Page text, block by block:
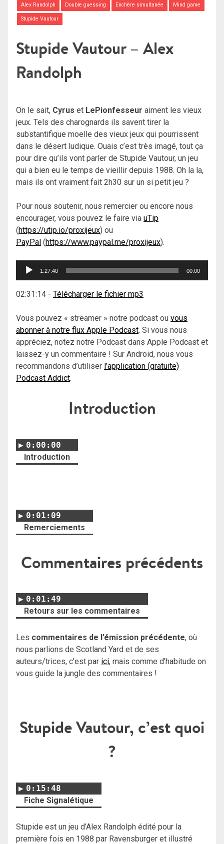
Alex Randolph Double guessing Enchère simultanée Mind game
Stupide Vautour
Stupide Vautour – Alex
Randolph
On le sait, Cyrus et LePionfesseur aiment les vieux
jeux. Tels des charognards ils savent tirer la
substantifique moelle des vieux jeux qui pourrissent
dans le désert ludique. Ouais c’est très imagé, tout ça
pour dire qu’ils vont parler de Stupide Vautour, un jeu
qui a bien eu le temps de vieillir depuis 1988. Oh la la,
mais ils ont vraiment fait 2h30 sur un si petit jeu ?
Pour nous soutenir, nous remercier ou encore nous
encourager, vous pouvez le faire via uTip
(https://utip.io/proxijeux) ou
PayPal (https://www.paypal.me/proxijeux).
Lecteur
1:27:40 00:00
02:31:14 - Télécharger le fichier mp3
Vous pouvez « streamer » notre podcast ou vous
abonner à notre flux Apple Podcast. Si vous nous
appréciez, notez notre Podcast dans Apple Podcast et
laissez-y un commentaire ! Sur Android, nous vous
recommandons d’utiliser l’application (gratuite)
Podcast Addict.
Introduction
0:00:00
Introduction
0:01:09
Remerciements
Commentaires précédents
0:01:49
Retours sur les commentaires
Les commentaires de l’émission précédente, où
nous parlions de Scotland Yard et de ses
auteurs/trices, c’est par ici, mais comme d’habitude on
vous guide la jungle des commentaires !
Stupide Vautour, c’est quoi
?
0:15:48
Fiche Signalétique
Stupide est un jeu d’Alex Randolph édité pour la
première fois en 1988 par Ravensburger et illustré